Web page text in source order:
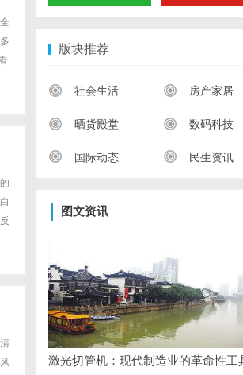
版块推荐
社会生活 房产家居
晒货殿堂 数码科技
国际动态 民生资讯
图文资讯
激光切管机：现代制造业的革命性工